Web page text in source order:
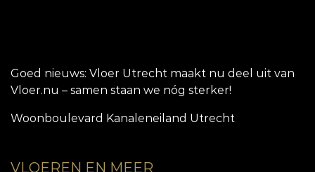
Goed nieuws: Vloer Utrecht maakt nu deel uit van
Vloer.nu – samen staan we nóg sterker!
Woonboulevard Kanaleneiland Utrecht
VLOEREN EN MEER